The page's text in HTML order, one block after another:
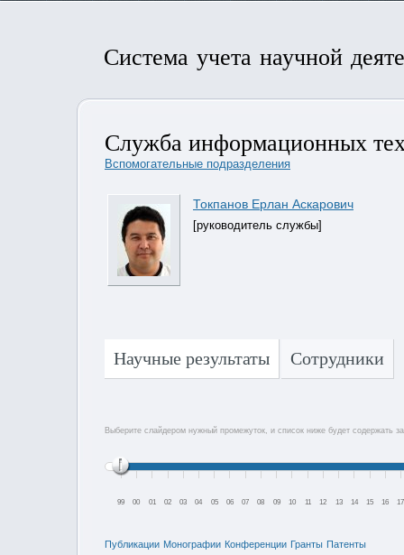
Система учета научной
Служба информационных
Вспомогательные подразделения
Токпанов Ерлан Аскарович
[руководитель службы]
Научные результаты Сотрудники
Выберите слайдером нужный промежуток, и список ниже будет содержать
99 00 01 02 03 04 05 06 07 08 09 10 11 12 13 14 15 16 17
Публикации Монографии Конференции Гранты Патенты